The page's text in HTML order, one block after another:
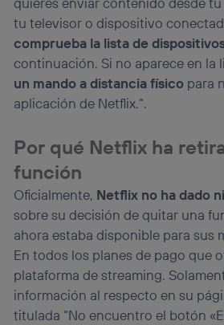
tu televisor o dispositivo
comprueba la lista de
continuación. Si no aparece en la
un mando a distancia físico para
aplicación de Netflix.”.
Por qué Netflix ha
función
Oficialmente, Netflix no ha dado
sobre su decisión de quitar una
ahora estaba disponible para sus
En todos los planes de pago que
plataforma de streaming.
información al respecto en su
titulada “No encuentro el botón